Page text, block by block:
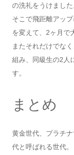
の洗礼をうけました
そこで飛距離アッ
を変えて、2ヶ月で
またそれだけでな
組み、同級生の2人
す。
まとめ
黄金世代、プラチ
代と呼ばれる世代。